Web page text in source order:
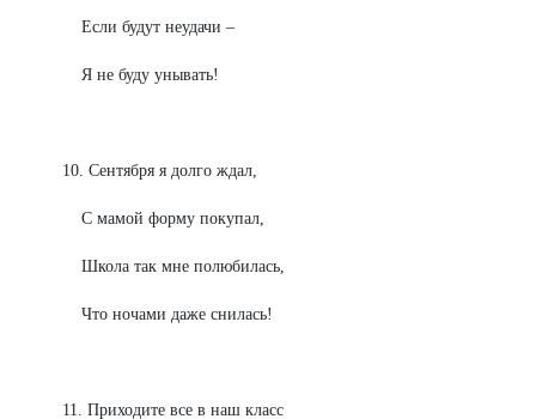
Если будут неудачи –
Я не буду унывать!
10. Сентября я долго ждал,
С мамой форму покупал,
Школа так мне полюбилась,
Что ночами даже снилась!
11. Приходите все в наш класс